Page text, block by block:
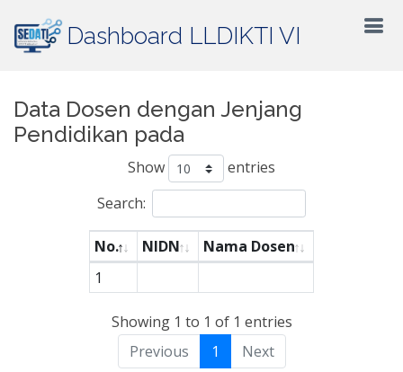
Dashboard LLDIKTI VI
Data Dosen dengan Jenjang
Pendidikan pada
Show
entries
Search:
No. NIDN
Nama Dosen
1
Showing 1 to 1 of 1 entries
Previous
1 Next